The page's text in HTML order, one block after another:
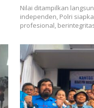
Nilai ditampilkan
independen, Polri
profesional,